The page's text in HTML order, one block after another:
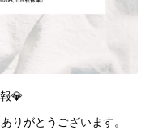
💎
りがとうございます。